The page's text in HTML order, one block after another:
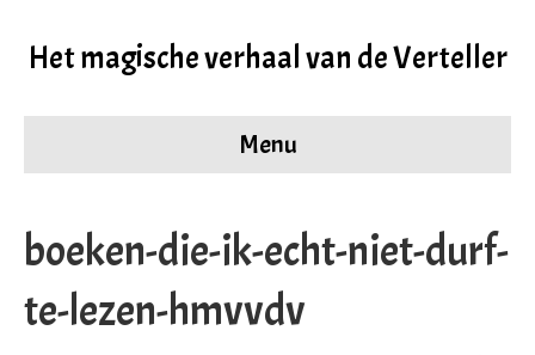
Het magische verhaal van de Verteller
Menu
boeken-die-ik-echt-niet-durf-
te-lezen-hmvvdv